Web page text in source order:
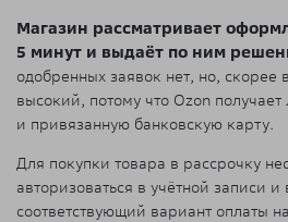
Магазин рассматривает
5 минут и выдаёт по ним
одобренных заявок нет, но, скорее
высокий, потому что Ozon
и привязанную банковскую карту.
Для покупки товара в рассрочку
авторизоваться в учётной записи и
соответствующий вариант оплаты